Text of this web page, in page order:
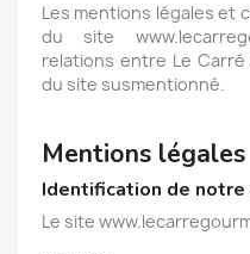
Les mentions légales et
du site
relations entre Le
du site susmentionné.
Mentions légales
Identification de
Le site